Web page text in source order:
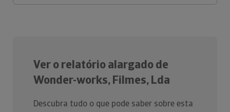
Ver o relatório alargado de
Wonder-works, Filmes, Lda
Descubra tudo o que pode saber sobre esta